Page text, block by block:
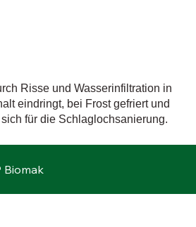
Risse und Wasserinfiltration in
eindringt, bei Frost gefriert und
für die Schlaglochsanierung.
Biomak